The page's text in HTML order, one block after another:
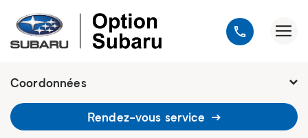
Coordonnées
1900, avenue Jules-Verne, Québec
Rendez-vous service